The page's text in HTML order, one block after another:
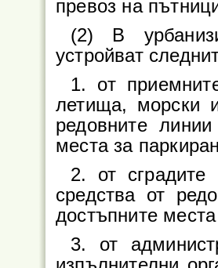
превоз на
(2) В
устройват
1. от
летища, морски
редовните
места за
2. от сградите
средства от
достъпните
3. от